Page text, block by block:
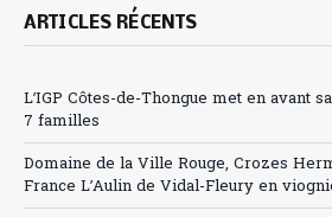
ARTICLES RÉCENTS
L’IGP Côtes-de-Thongue met en avant
7 familles
Domaine de la Ville Rouge, Crozes
France L’Aulin de Vidal-Fleury en